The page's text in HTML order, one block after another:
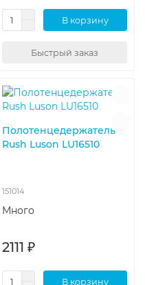
В корзину
Быстрый заказ
Полотенцедержатель
Rush Luson LU16510
151014
Много
2111 ₽
В корзину